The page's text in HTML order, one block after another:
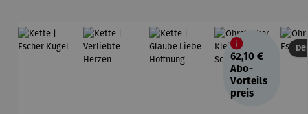
62,10 €
Abo-
Vorteils
preis